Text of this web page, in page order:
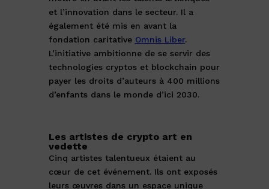
et l’innovation dans le secteur. Il a
également été mis en avant la
fondation caritative Omnis Liber.
L’initiative ambitionne de se servir des
technologies cryptos et blockchain pour
payer les droits d’auteurs à 400 millions
d’enfants dans le monde d’ici 2030.
Les artistes de crypto art en
vedette
Cinq artistes talentueux étaient au
cœur de cet événement. Ils ont exposés
leurs œuvres dans un espace unique